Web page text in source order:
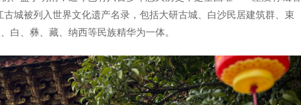
城被列入世界文化遗产名录，包括大研古城、白沙民居建筑群、束
白、彝、藏、纳西等民族精华为一体。